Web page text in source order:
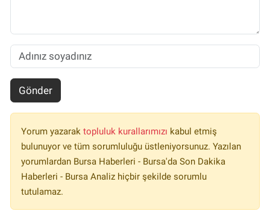
Gönder
Yorum yazarak topluluk kurallarımızı kabul etmiş
bulunuyor ve tüm sorumluluğu üstleniyorsunuz. Yazılan
yorumlardan Bursa Haberleri - Bursa'da Son Dakika
Haberleri - Bursa Analiz hiçbir şekilde sorumlu
tutulamaz.